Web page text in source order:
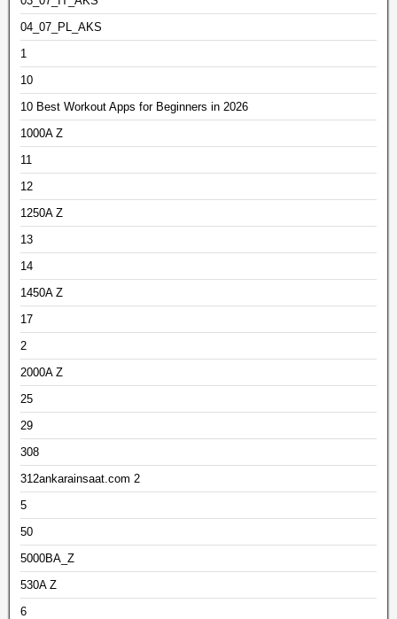
04_07_PL_AKS
1
10
10 Best Workout Apps for Beginners in 2026
1000A Z
11
12
1250A Z
13
14
1450A Z
17
2
2000A Z
25
29
308
312ankarainsaat.com 2
5
50
5000BA_Z
530A Z
6